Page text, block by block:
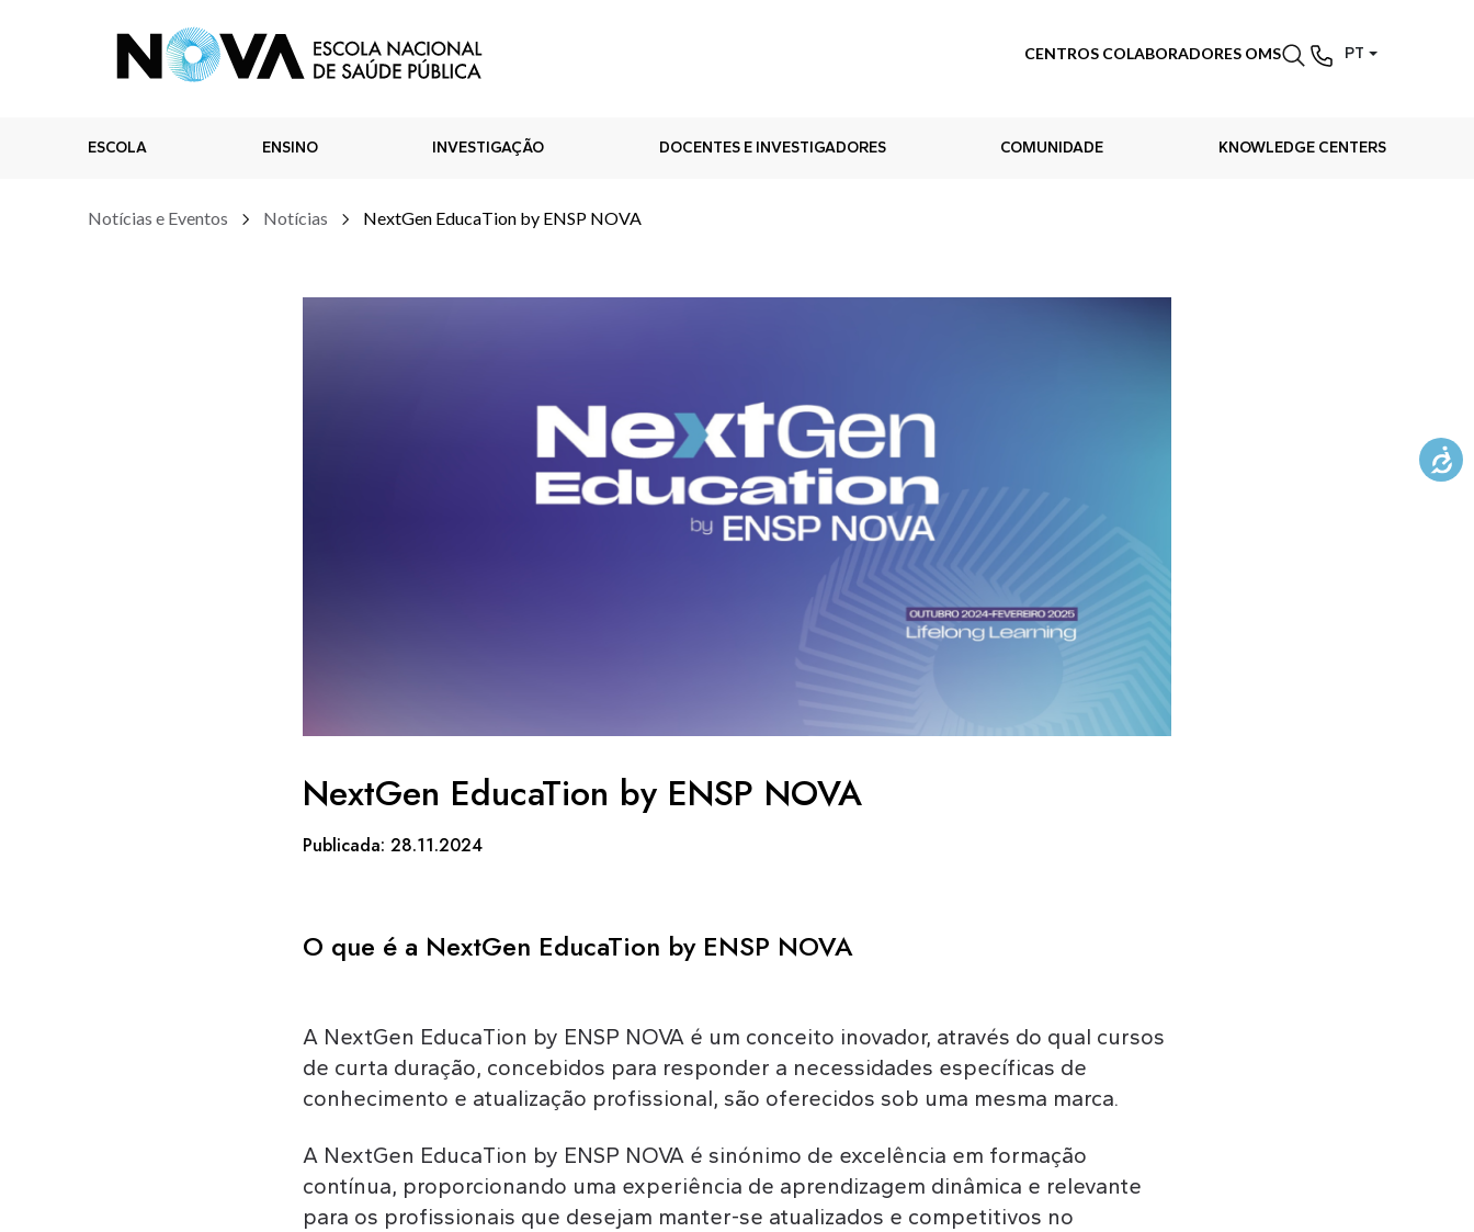
CENTROS COLABORADORES OMS PT
ESCOLA ENSINO INVESTIGAÇÃO DOCENTES E INVESTIGADORES COMUNIDADE KNOWLEDGE CENTERS
Notícias e Eventos Notícias NextGen EducaTion by ENSP NOVA
NextGen EducaTion by ENSP NOVA
Publicada: 28.11.2024
O que é a NextGen EducaTion by ENSP NOVA
A NextGen EducaTion by ENSP NOVA é um conceito inovador, através do qual cursos
de curta duração, concebidos para responder a necessidades específicas de
conhecimento e atualização profissional, são oferecidos sob uma mesma marca.
A NextGen EducaTion by ENSP NOVA é sinónimo de excelência em formação
contínua, proporcionando uma experiência de aprendizagem dinâmica e relevante
para os profissionais que desejam manter-se atualizados e competitivos no